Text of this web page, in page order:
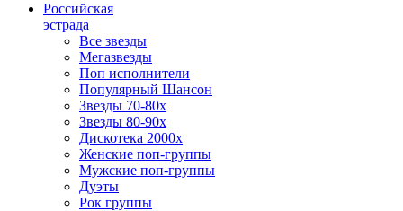
Российская
эстрада
Все звезды
Мегазвезды
Поп исполнители
Популярный Шансон
Звезды 70-80х
Звезды 80-90х
Дискотека 2000х
Женские поп-группы
Мужские поп-группы
Дуэты
Рок группы